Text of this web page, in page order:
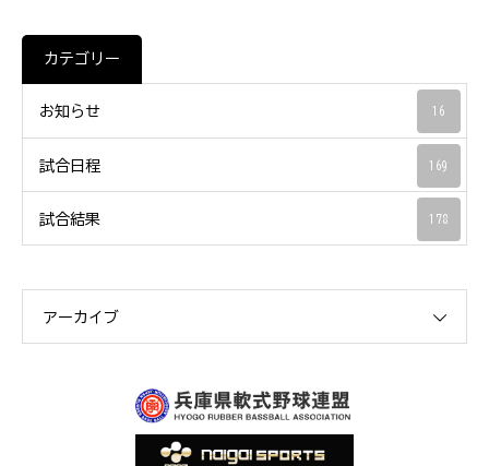
カテゴリー
お知らせ 16
試合日程 169
試合結果 178
アーカイブ